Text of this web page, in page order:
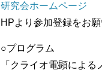
研究会ホームページ
HPより参加登録をお
○プログラム
「クライオ電顕によ